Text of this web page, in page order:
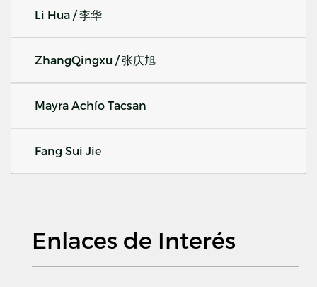
Li Hua / 李华
ZhangQingxu / 张庆旭
Mayra Achío Tacsan
Fang Sui Jie
Enlaces de Interés